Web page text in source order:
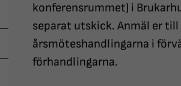
konferensrummet) i
separat utskick. Anmäl er
årsmöteshandlingarna i
förhandlingarna.